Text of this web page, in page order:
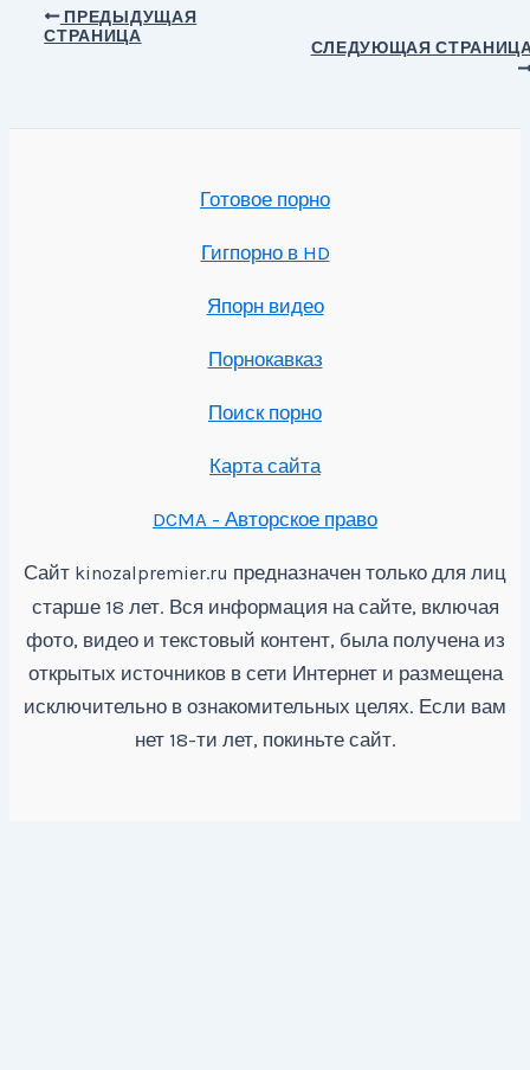
Навигация
ПРЕДЫДУЩАЯ
СТРАНИЦА
СЛЕДУЮЩАЯ
Готовое порно
Гигпорно в HD
Япорн видео
Порнокавказ
Поиск порно
Карта сайта
DCMA - Авторское право
Сайт kinozalpremier.ru предназначен только для лиц
старше 18 лет. Вся информация на сайте, включая
фото, видео и текстовый контент, была получена из
открытых источников в сети Интернет и размещена
исключительно в ознакомительных целях. Если вам
нет 18-ти лет, покиньте сайт.